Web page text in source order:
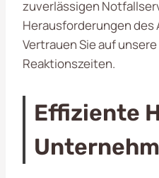
zuverlässigen
Herausforderungen des
Vertrauen Sie auf
Reaktionszeiten.
Effiziente